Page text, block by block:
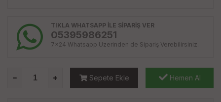
TIKLA WHATSAPP İLE SİPARİŞ VER
05395986251
7x24 Whatsapp Üzerinden de Sipariş Verebilirsiniz.
Sepete Ekle Hemen Al